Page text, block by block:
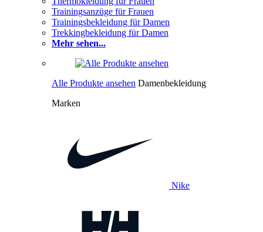
Trainingsanzüge für Frauen
Trainingsbekleidung für Damen
Trekkingbekleidung für Damen
Mehr sehen...
Alle Produkte ansehen Damenbekleidung
Marken
Nike